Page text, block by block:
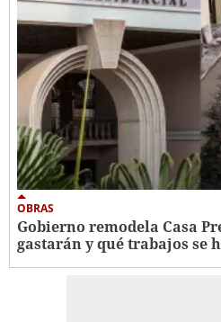
OBRAS
Gobierno remodela Casa
gastarán y qué trabajos se